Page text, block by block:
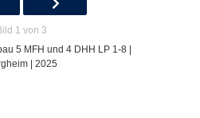
1 von 3
5 MFH und 4 DHH LP 1-8 |
| 2025